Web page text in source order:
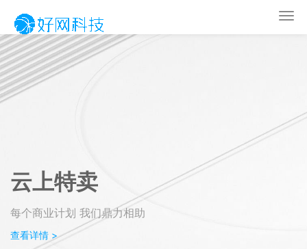
云上特卖
每个商业计划 我们鼎力相助
查看详情 >